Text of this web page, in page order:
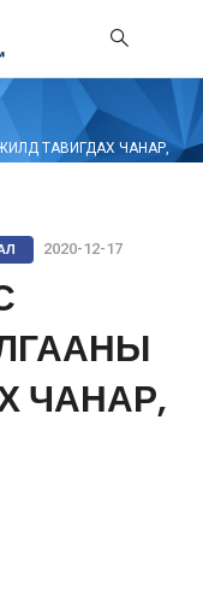
ТАВИГДАХ ЧАНАР,
2020-12-17
ЧАНАР,